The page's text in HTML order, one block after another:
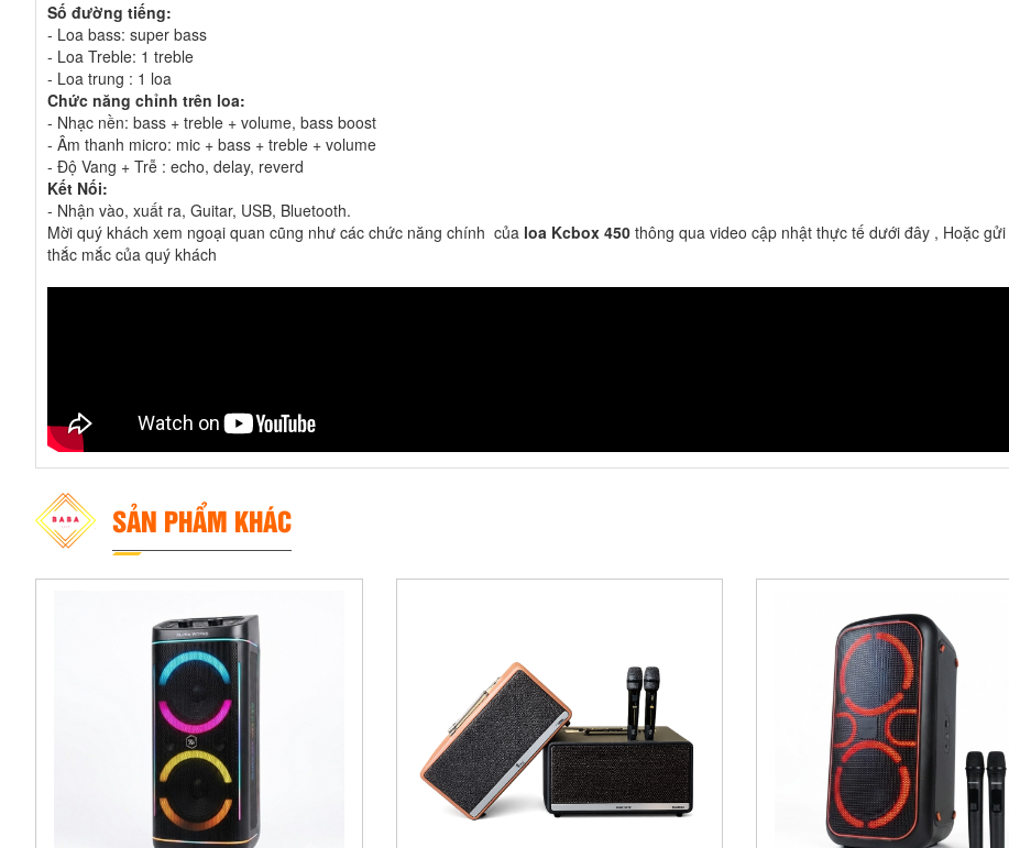
Số đường tiếng:
- Loa bass: super bass
- Loa Treble: 1 treble
- Loa trung : 1 loa
Chức năng chỉnh trên loa:
- Nhạc nền: bass + treble + volume, bass boost
- Âm thanh micro: mic + bass + treble + volume
- Độ Vang + Trễ : echo, delay, reverd
Kết Nối:
- Nhận vào, xuất ra, Guitar, USB, Bluetooth.
Mời quý khách xem ngoại quan cũng như các chức năng chính của loa Kcbox 450 thông qua video cập nhật thực tế dưới đây , Hoặc
thắc mắc của quý khách
SẢN PHẨM KHÁC